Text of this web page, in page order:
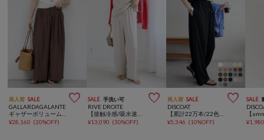
再入荷 SALE 
GALLARDAGALANTE
¥28,160 (20%OFF)
SALE 手洗い可 
RIVE DROITE
¥13,090 (30%OFF)
再入荷 SALE 
DISCOAT
¥5,346 (10%OFF)
SALE
¥